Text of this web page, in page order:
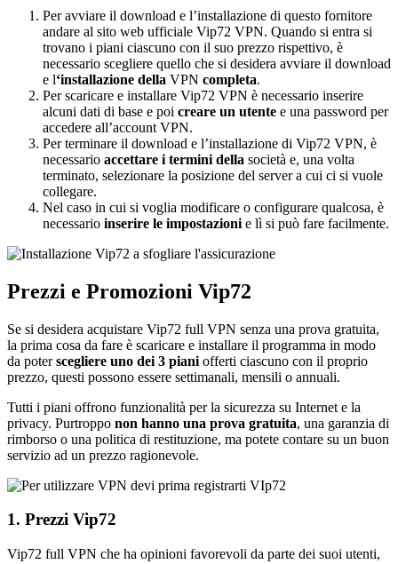
Per avviare il download e l’installazione di questo fornitore
andare al sito web ufficiale Vip72 VPN. Quando si entra si
trovano i piani ciascuno con il suo prezzo rispettivo, è
necessario scegliere quello che si desidera avviare il download
e l‘installazione della VPN completa.
Per scaricare e installare Vip72 VPN è necessario inserire
alcuni dati di base e poi creare un utente e una password per
accedere all’account VPN.
Per terminare il download e l’installazione di Vip72 VPN, è
necessario accettare i termini della società e, una volta
terminato, selezionare la posizione del server a cui ci si vuole
collegare.
Nel caso in cui si voglia modificare o configurare qualcosa, è
necessario inserire le impostazioni e lì si può fare facilmente.
Prezzi e Promozioni Vip72
Se si desidera acquistare Vip72 full VPN senza una prova gratuita,
la prima cosa da fare è scaricare e installare il programma in modo
da poterscegliere uno dei 3 piani offerti ciascuno con il proprio
prezzo, questi possono essere settimanali, mensili o annuali.
Tutti i piani offrono funzionalità per la sicurezza su Internet e la
privacy. Purtroppo non hanno una prova gratuita, una garanzia di
rimborso o una politica di restituzione, ma potete contare su un buon
servizio ad un prezzo ragionevole.
1. Prezzi Vip72
Vip72 full VPN che ha opinioni favorevoli da parte dei suoi utenti,